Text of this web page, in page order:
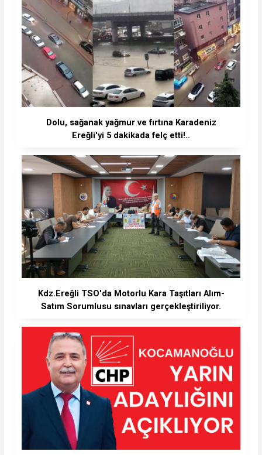
Dolu, sağanak yağmur ve fırtına Karadeniz
Ereğli'yi 5 dakikada felç etti!..
Kdz.Ereğli TSO'da Motorlu Kara Taşıtları Alım-
Satım Sorumlusu sınavları gerçekleştiriliyor.